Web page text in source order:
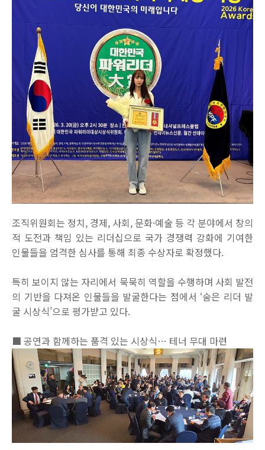
조직위원회는 정치, 경제, 사회, 문화·예술 등 각 분야에서 창의
적 도전과 책임 있는 리더십으로 국가 경쟁력 강화에 기여한
인물들을 엄격한 심사를 통해 최종 수상자로 확정했다.
특히 보이지 않는 자리에서 묵묵히 역할을 수행하며 사회 발전
의 기반을 다져온 인물들을 발굴한다는 점에서 ‘숨은 리더 발
굴 시상식’으로 평가받고 있다.
■ 공연과 함께하는 품격 있는 시상식… 테너 무대 마련